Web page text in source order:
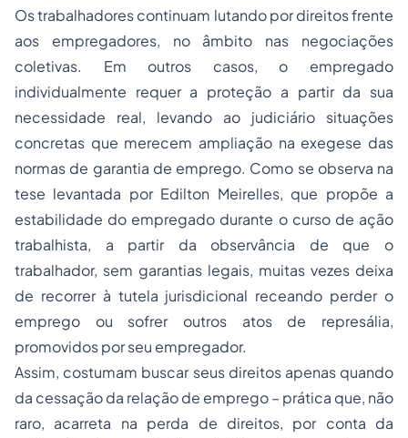
Os trabalhadores continuam lutando por direitos frente
aos empregadores, no âmbito nas negociações
coletivas. Em outros casos, o empregado
individualmente requer a proteção a partir da sua
necessidade real, levando ao judiciário situações
concretas que merecem ampliação na exegese das
normas de garantia de emprego. Como se observa na
tese levantada por Edilton Meirelles, que propõe a
estabilidade do empregado durante o curso de ação
trabalhista, a partir da observância de que o
trabalhador, sem garantias legais, muitas vezes deixa
de recorrer à tutela jurisdicional receando perder o
emprego ou sofrer outros atos de represália,
promovidos por seu empregador.
Assim, costumam buscar seus direitos apenas quando
da cessação da relação de emprego – prática que, não
raro, acarreta na perda de direitos, por conta da